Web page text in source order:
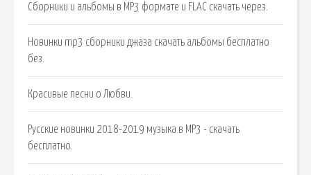
Сборники и альбомы в MP3 формате и FLAC скачать через.
Новинки mp3 сборники джаза скачать альбомы бесплатно
без.
Красивые песни о Любви.
Русские новинки 2018-2019 музыка в MP3 - скачать
бесплатно.